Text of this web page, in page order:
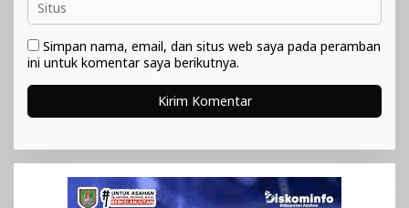
Simpan nama, email, dan situs web saya pada peramban
ini untuk komentar saya berikutnya.